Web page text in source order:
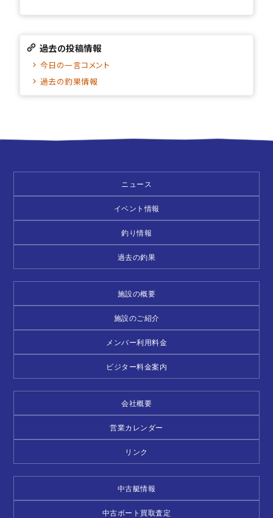
過去の投稿情報
今日の一言コメント
過去の釣果情報
ニュース
イベント情報
釣り情報
過去の釣果
施設の概要
施設のご紹介
メンバー利用料金
ビジター料金案内
会社概要
営業カレンダー
リンク
中古艇情報
中古ボート買取査定